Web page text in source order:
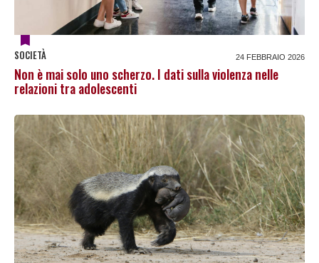
SOCIETÀ 24 FEBBRAIO 2026
Non è mai solo uno scherzo. I dati sulla violenza nelle
relazioni tra adolescenti